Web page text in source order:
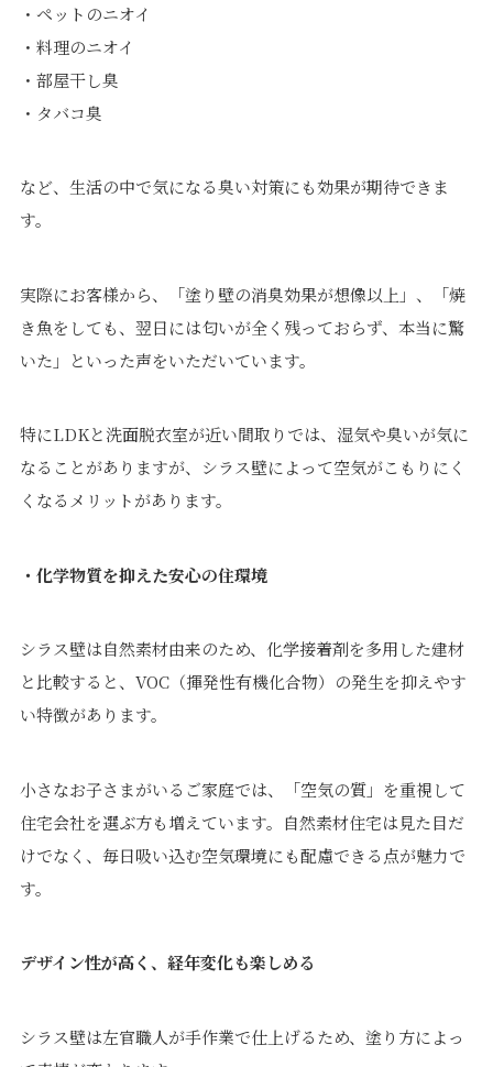
・ペットのニオイ
・料理のニオイ
・部屋干し臭
・タバコ臭
など、生活の中で気になる臭い対策にも効果が期待できま
す。
実際にお客様から、「塗り壁の消臭効果が想像以上」、「焼
き魚をしても、翌日には匂いが全く残っておらず、本当に驚
いた」といった声をいただいています。
特にLDKと洗面脱衣室が近い間取りでは、湿気や臭いが気に
なることがありますが、シラス壁によって空気がこもりにく
くなるメリットがあります。
・化学物質を抑えた安心の住環境
シラス壁は自然素材由来のため、化学接着剤を多用した建材
と比較すると、VOC（揮発性有機化合物）の発生を抑えやす
い特徴があります。
小さなお子さまがいるご家庭では、「空気の質」を重視して
住宅会社を選ぶ方も増えています。自然素材住宅は見た目だ
けでなく、毎日吸い込む空気環境にも配慮できる点が魅力で
す。
デザイン性が高く、経年変化も楽しめる
シラス壁は左官職人が手作業で仕上げるため、塗り方によっ